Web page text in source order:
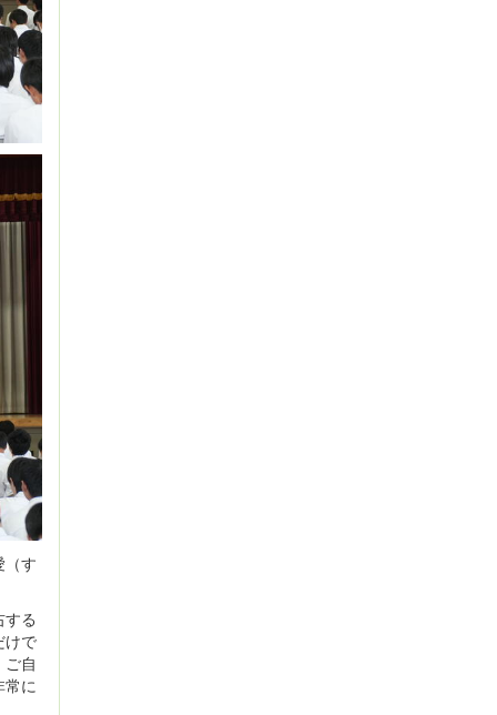
す
る
けで
自
常に